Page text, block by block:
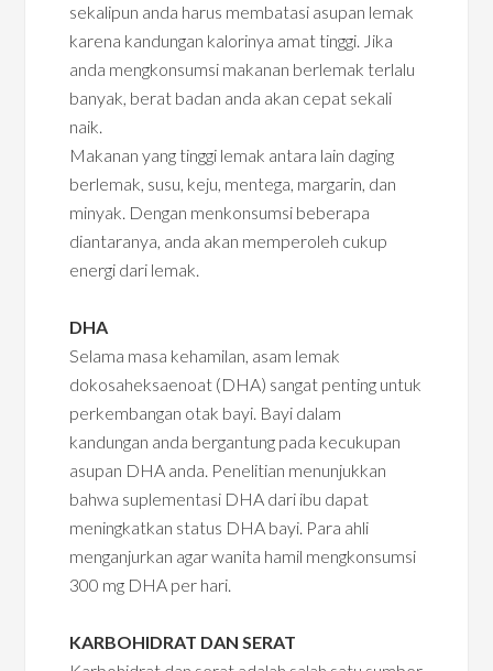
sekalipun anda harus membatasi asupan lemak
karena kandungan kalorinya amat tinggi. Jika
anda mengkonsumsi makanan berlemak terlalu
banyak, berat badan anda akan cepat sekali
naik.
Makanan yang tinggi lemak antara lain daging
berlemak, susu, keju, mentega, margarin, dan
minyak. Dengan menkonsumsi beberapa
diantaranya, anda akan memperoleh cukup
energi dari lemak.
DHA
Selama masa kehamilan, asam lemak
dokosaheksaenoat (DHA) sangat penting untuk
perkembangan otak bayi. Bayi dalam
kandungan anda bergantung pada kecukupan
asupan DHA anda. Penelitian menunjukkan
bahwa suplementasi DHA dari ibu dapat
meningkatkan status DHA bayi. Para ahli
menganjurkan agar wanita hamil mengkonsumsi
300 mg DHA per hari.
KARBOHIDRAT DAN SERAT